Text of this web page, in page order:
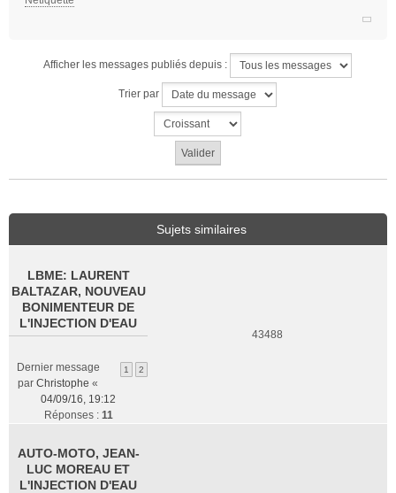
Afficher les messages publiés depuis :
Trier par
Sujets similaires
LBME: LAURENT
BALTAZAR, NOUVEAU
BONIMENTEUR DE
L'INJECTION D'EAU
1 2
Dernier message
par Christophe «
04/09/16, 19:12
Réponses : 11
43488
AUTO-MOTO, JEAN-
LUC MOREAU ET
L'INJECTION D'EAU